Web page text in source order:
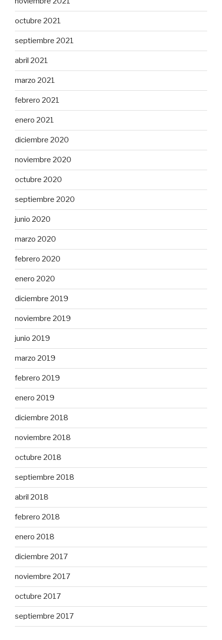
octubre 2021
septiembre 2021
abril 2021
marzo 2021
febrero 2021
enero 2021
diciembre 2020
noviembre 2020
octubre 2020
septiembre 2020
junio 2020
marzo 2020
febrero 2020
enero 2020
diciembre 2019
noviembre 2019
junio 2019
marzo 2019
febrero 2019
enero 2019
diciembre 2018
noviembre 2018
octubre 2018
septiembre 2018
abril 2018
febrero 2018
enero 2018
diciembre 2017
noviembre 2017
octubre 2017
septiembre 2017